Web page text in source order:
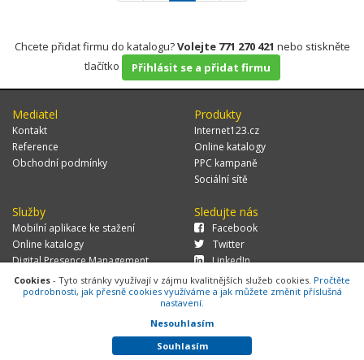
Chcete přidat firmu do katalogu?Volejte 771 270 421 nebo stiskněte
tlačítko
Přihlásit se a přidat firmu
Mediatel
Kontakt
Reference
Obchodní podmínky
Produkty
Internet123.cz
Online katalogy
PPC kampaně
Sociální sítě
Služby
Mobilní aplikace ke stažení
Online katalogy
Digital Presence Management
Více zákazníků
Sledujte nás
Facebook
Twitter
LinkedIn
© 2026 MEDIATEL CZ, s.r.o.,Za Potokem 46/4, 106 00 Praha 10, tel.:
+420 771 270 421, verze 1.29.0.143,
Cookies
Cookies - Tyto stránky využívají v zájmu kvalitnějších služeb cookies. Pročtěte
podrobnosti, jak přesně cookies využíváme a jak můžete změnit příslušná
nastavení.
Nesouhlasím
Souhlasím